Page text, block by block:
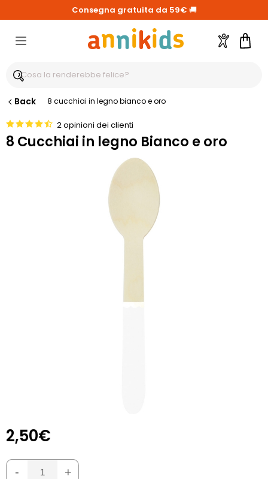
Consegna gratuita da 59€ 🚚
Account
Back 8 cucchiai in legno bianco e oro
2 opinioni dei clienti
8 Cucchiai in legno Bianco e oro
2,50€
- +